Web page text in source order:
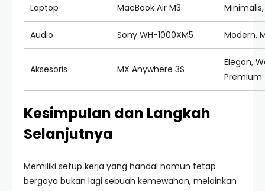
Laptop MacBook Air M3
Audio Sony WH-1000XM5 Modern,
Aksesoris MX Anywhere 3S
Elegan,
Premium
Kesimpulan dan Langkah
Selanjutnya
Memiliki setup kerja yang handal namun tetap
bergaya bukan lagi sebuah kemewahan, melainkan